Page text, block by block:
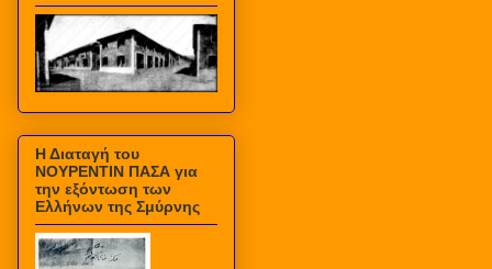
Η Διαταγή του
ΝΟΥΡΕΝΤΙΝ ΠΑΣΑ για
την εξόντωση των
Ελλήνων της Σμύρνης